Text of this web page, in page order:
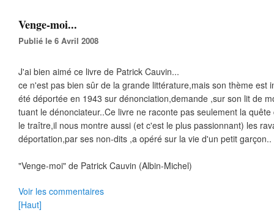
Venge-moi...
Publié le 6 Avril 2008
J'ai bien aimé ce livre de Patrick Cauvin...
ce n'est pas bien sûr de la grande littérature,mais son thème est
été déportée en 1943 sur dénonciation,demande ,sur son lit de
tuant le dénonciateur..Ce livre ne raconte pas seulement la
le traître,il nous montre aussi (et c'est le plus passionnant) les
déportation,par ses non-dits ,a opéré sur la vie d'un petit garçon..
"Venge-moi" de Patrick Cauvin (Albin-Michel)
Voir les commentaires
[Haut]